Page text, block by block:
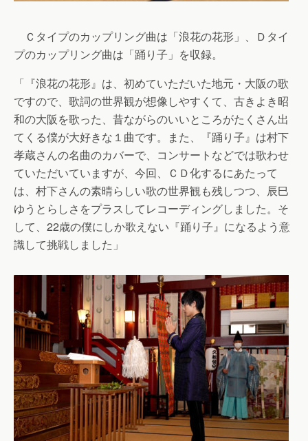
Ｃタイプのカップリング曲は「浪花の花形」、Ｄタイ
プのカップリング曲は「踊り子」を収録。
「『浪花の花形』は、初めていただいた地元・大阪の歌
ですので、歌詞の世界観が想像しやすくて、古きよき昭
和の大阪を歌った、昔ながらのいいところがたくさん出
てくる僕が大好きな１曲です。また、『踊り子』は村下
孝蔵さんの名曲のカバーで、コンサートなどでは歌わせ
ていただいていますが、今回、ＣＤ化するにあたって
は、村下さんの素晴らしい歌の世界観も残しつつ、辰巳
ゆうとらしさをプラスしてレコーディングしました。そ
して、22歳の僕にしか歌えない『踊り子』になるよう意
識して挑戦しました」